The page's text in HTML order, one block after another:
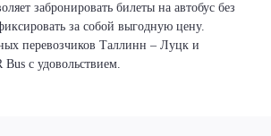
забронировать билеты на автобус без
за собой выгодную цену.
перевозчиков Таллинн – Луцк и
с удовольствием.